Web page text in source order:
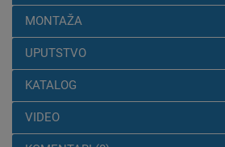
MONTAŽA
UPUTSTVO
KATALOG
VIDEO